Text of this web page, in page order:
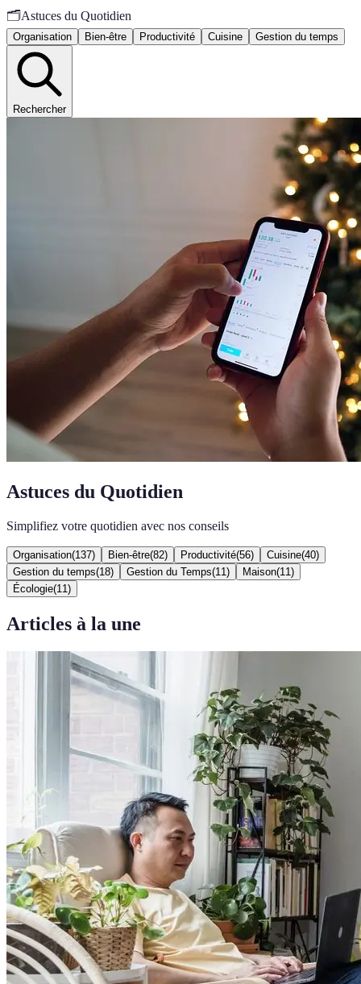
🗂️Astuces du Quotidien
Organisation Bien-être Productivité Cuisine Gestion du temps
Rechercher
Astuces du Quotidien
Simplifiez votre quotidien avec nos conseils
Organisation(137) Bien-être(82) Productivité(56) Cuisine(40)
Gestion du temps(18) Gestion du Temps(11 ) Maison(11 )
Écologie(11 )
Articles à la une